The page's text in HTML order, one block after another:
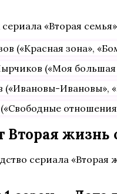
«Вторая семья»
(«Красная зона»,
(«Моя большая
(«Ивановы-Ивановы»,
Вторая жизнь
сериала «Вторая